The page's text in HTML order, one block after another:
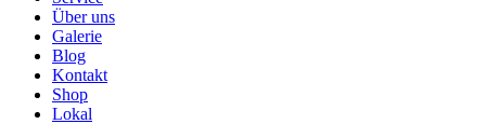
Über uns
Galerie
Blog
Kontakt
Shop
Lokal